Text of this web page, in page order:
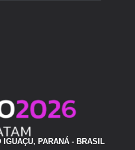
PARANÁ - BRASIL